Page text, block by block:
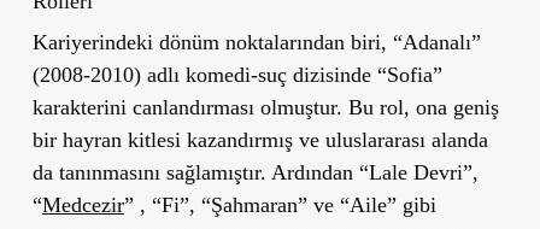
Kariyerindeki dönüm noktalarından biri, “Adanalı”
(2008-2010) adlı komedi-suç dizisinde “Sofia”
karakterini canlandırması olmuştur. Bu rol, ona geniş
bir hayran kitlesi kazandırmış ve uluslararası alanda
da tanınmasını sağlamıştır. Ardından “Lale Devri”,
“Medcezir” , “Fi”, “Şahmaran” ve “Aile” gibi